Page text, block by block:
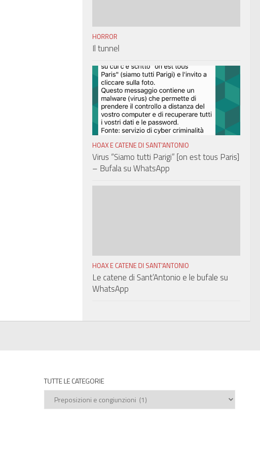
HORROR
Il tunnel
HOAX E CATENE DI SANT'ANTONIO
Virus “Siamo tutti Parigi” [on est tous Paris]
– Bufala su WhatsApp
HOAX E CATENE DI SANT'ANTONIO
Le catene di Sant’Antonio e le bufale su
WhatsApp
TUTTE LE CATEGORIE
Tutte
le